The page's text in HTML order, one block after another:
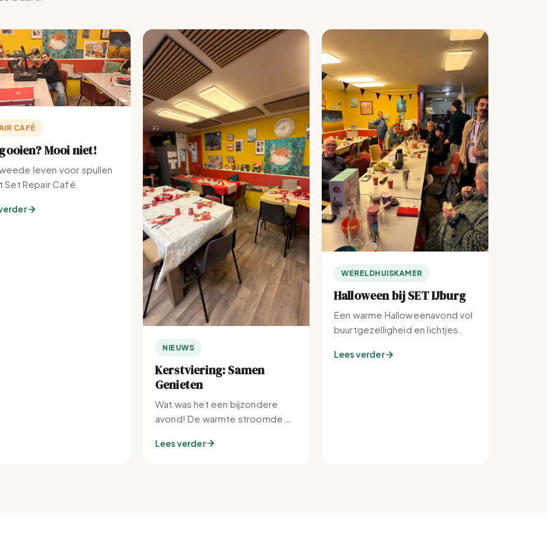
CAFÉ
Mooi niet!
leven voor spullen
Set Repair Café.
NIEUWS
Kerstviering: Samen
Genieten
Wat was het een bijzondere
avond! De warmte stroomde bij
Lees verder
WERELDHUISKAMER
Halloween bij SET IJburg
Een warme Halloweenavond vol
buurtgezelligheid en lichtjes.
Lees verder